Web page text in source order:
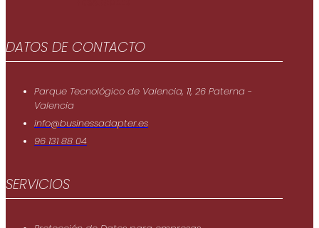
DATOS DE CONTACTO
Parque Tecnológico de Valencia, 11, 26 Paterna -
Valencia
info@businessadapter.es
96 131 88 04
SERVICIOS